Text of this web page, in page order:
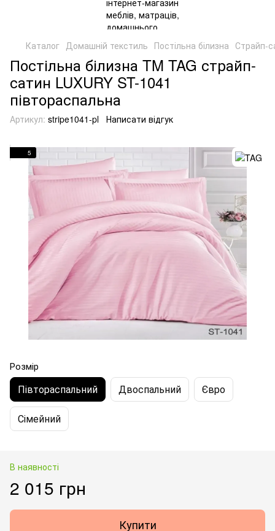
Каталог Домашній текстиль Постільна білизна Страйп-
Постільна білизна TM TAG страйп-
сатин LUXURY ST-1041
півтораспальна
Артикул: stripe1041-pl Написати відгук
5
Розмір
Півтораспальний Двоспальний Євро
Сімейний
В наявності
2 015 грн
Купити